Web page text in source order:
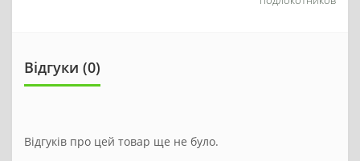
Відгуки (0)
Відгуків про цей товар ще не було.